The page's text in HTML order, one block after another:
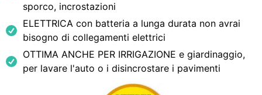
sporco, incrostazioni
ELETTRICA con batteria a lunga durata non avrai
bisogno di collegamenti elettrici
OTTIMA ANCHE PER IRRIGAZIONE e giardinaggio,
per lavare l'auto o i disincrostare i pavimenti